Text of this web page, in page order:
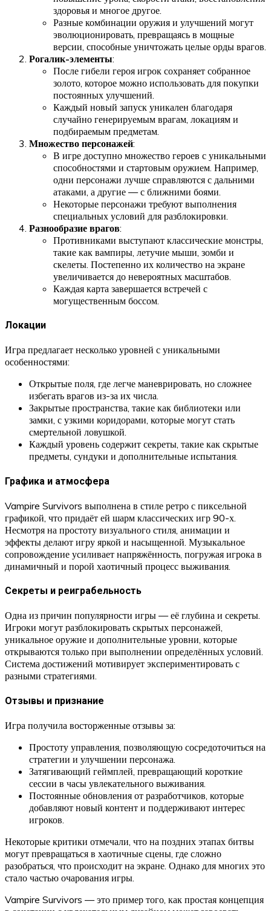
здоровья и многое другое.
Разные комбинации оружия и улучшений могут
эволюционировать, превращаясь в мощные
версии, способные уничтожать целые орды врагов.
Рогалик-элементы:
После гибели героя игрок сохраняет собранное
золото, которое можно использовать для покупки
постоянных улучшений.
Каждый новый запуск уникален благодаря
случайно генерируемым врагам, локациям и
подбираемым предметам.
Множество персонажей:
В игре доступно множество героев с уникальными
способностями и стартовым оружием. Например,
одни персонажи лучше справляются с дальними
атаками, а другие — с ближними боями.
Некоторые персонажи требуют выполнения
специальных условий для разблокировки.
Разнообразие врагов:
Противниками выступают классические монстры,
такие как вампиры, летучие мыши, зомби и
скелеты. Постепенно их количество на экране
увеличивается до невероятных масштабов.
Каждая карта завершается встречей с
могущественным боссом.
Локации
Игра предлагает несколько уровней с уникальными
особенностями:
Открытые поля, где легче маневрировать, но сложнее
избегать врагов из-за их числа.
Закрытые пространства, такие как библиотеки или
замки, с узкими коридорами, которые могут стать
смертельной ловушкой.
Каждый уровень содержит секреты, такие как скрытые
предметы, сундуки и дополнительные испытания.
Графика и атмосфера
Vampire Survivors выполнена в стиле ретро с пиксельной
графикой, что придаёт ей шарм классических игр 90-х.
Несмотря на простоту визуального стиля, анимации и
эффекты делают игру яркой и насыщенной. Музыкальное
сопровождение усиливает напряжённость, погружая игрока в
динамичный и порой хаотичный процесс выживания.
Секреты и реиграбельность
Одна из причин популярности игры — её глубина и секреты.
Игроки могут разблокировать скрытых персонажей,
уникальное оружие и дополнительные уровни, которые
открываются только при выполнении определённых условий.
Система достижений мотивирует экспериментировать с
разными стратегиями.
Отзывы и признание
Игра получила восторженные отзывы за:
Простоту управления, позволяющую сосредоточиться на
стратегии и улучшении персонажа.
Затягивающий геймплей, превращающий короткие
сессии в часы увлекательного выживания.
Постоянные обновления от разработчиков, которые
добавляют новый контент и поддерживают интерес
игроков.
Некоторые критики отмечали, что на поздних этапах битвы
могут превращаться в хаотичные сцены, где сложно
разобраться, что происходит на экране. Однако для многих это
стало частью очарования игры.
Vampire Survivors — это пример того, как простая концепция